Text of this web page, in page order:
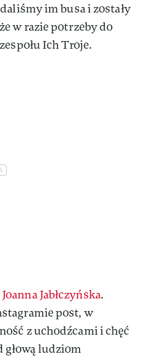
im busa i zostały
w razie potrzeby do
Ich Troje.
Joanna Jabłczyńska.
post, w
z uchodźcami i chęć
głową ludziom